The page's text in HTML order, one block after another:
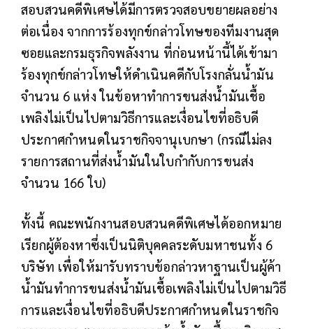
สอบสวนคดีพิเศษได้มีการตรวจสอบขยายผลอย่าง
ต่อเนื่อง จากการร้องทุกข์กล่าวโทษของทีมงานสุด
ซอยและกรมธุรกิจพลังงาน ที่ก่อนหน้านี้ได้เข้ามา
ร้องทุกข์กล่าวโทษให้ดำเนินคดีกับโรงกลั่นน้ำมัน
จำนวน 6 แห่ง ในข้อหาทำการขนส่งน้ำมันเชื้อ
เพลิงไม่เป็นไปตามวิธีการและเงื่อนไขที่อธิบดี
ประกาศกำหนดในราชกิจจานุเบกษา (กรณีไม่ลง
รายการสถานที่ส่งน้ำมันในใบกำกับการขนส่ง
จำนวน 166 ใบ)
ทั้งนี้ คณะพนักงานสอบสวนคดีพิเศษได้ออกหมาย
เรียกผู้ต้องหาซึ่งเป็นนิติบุคคลระดับมหาชนทั้ง 6
บริษัท เพื่อให้มารับทราบข้อกล่าวหาฐานเป็นผู้ค้า
น้ำมันทำการขนส่งน้ำมันเชื้อเพลิงไม่เป็นไปตามวิธี
การและเงื่อนไขที่อธิบดีประกาศกำหนดในราชกิจ